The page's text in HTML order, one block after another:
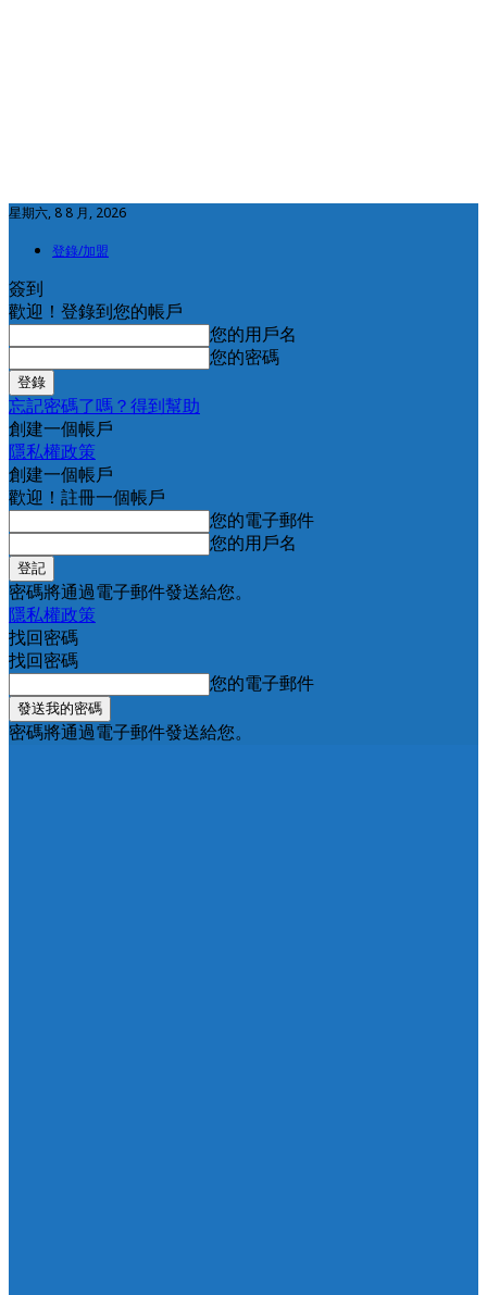
星期六, 8 8 月, 2026
登錄/加盟
簽到
歡迎！登錄到您的帳戶
您的用戶名
您的密碼
忘記密碼了嗎？得到幫助
創建一個帳戶
隱私權政策
創建一個帳戶
歡迎！註冊一個帳戶
您的電子郵件
您的用戶名
密碼將通過電子郵件發送給您。
隱私權政策
找回密碼
找回密碼
您的電子郵件
密碼將通過電子郵件發送給您。